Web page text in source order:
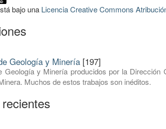
bajo una Licencia Creative Commons
Geología y Minería [197]
Geología y Minería producidos por la
Muchos de estos trabajos son inéditos.